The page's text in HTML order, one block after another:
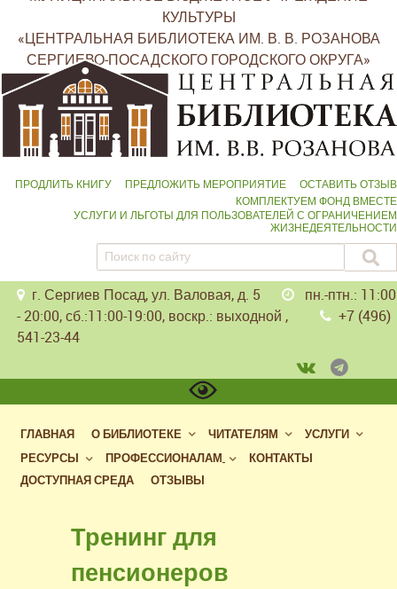
КУЛЬТУРЫ
«ЦЕНТРАЛЬНАЯ БИБЛИОТЕКА ИМ. В. В. РОЗАНОВА
СЕРГИЕВО-ПОСАДСКОГО ГОРОДСКОГО ОКРУГА»
ПРОДЛИТЬ КНИГУ ПРЕДЛОЖИТЬ МЕРОПРИЯТИЕ
ОСТАВИТЬ ОТЗЫВ
КОМПЛЕКТУЕМ ФОНД ВМЕСТЕ
УСЛУГИ И ЛЬГОТЫ ДЛЯ ПОЛЬЗОВАТЕЛЕЙ С ОГРАНИЧЕНИЕМ
ЖИЗНЕДЕЯТЕЛЬНОСТИ
г. Сергиев Посад, ул. Валовая, д. 5
пн.-птн.: 11:00
- 20:00, сб.:11:00-19:00, воскр.: выходной ,
+7 (496)
541-23-44
ГЛАВНАЯ О БИБЛИОТЕКЕ ЧИТАТЕЛЯМ
УСЛУГИ
РЕСУРСЫ
ПРОФЕССИОНАЛАМ
КОНТАКТЫ
ДОСТУПНАЯ СРЕДА
ОТЗЫВЫ
Бесплатный доступ
к фондам российских
Тренинг для
пенсионеров